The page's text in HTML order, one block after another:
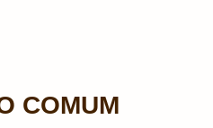
COMUM